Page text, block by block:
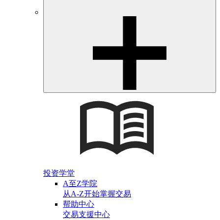
投资学堂
A至Z学院
从A-Z开始掌握交易
帮助中心
交易支援中心